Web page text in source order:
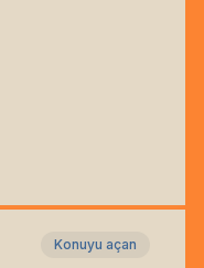
Konuyu açan